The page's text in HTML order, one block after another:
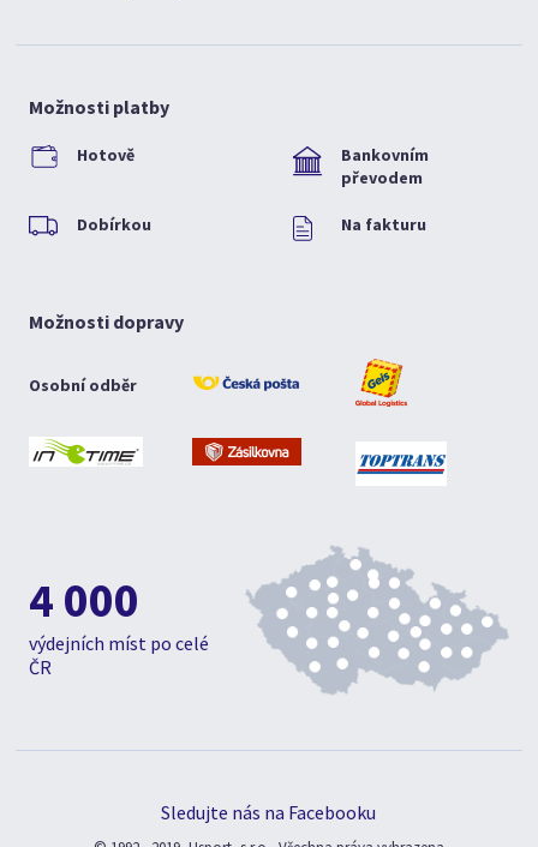
Možnosti platby
Hotově
Bankovním
převodem
Dobírkou Na fakturu
Možnosti dopravy
Osobní odběr
4 000
výdejních míst po celé
ČR
Sledujte nás na Facebooku